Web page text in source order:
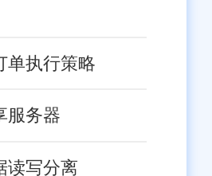
单执行策略
服务器
读写分离